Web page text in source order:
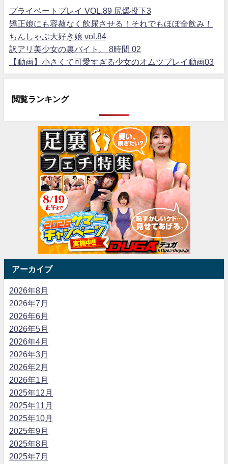
プライベートプレイ VOL.89 尻爆投下3
矯正娘にも容赦なく飲尿させる！それでもほぼ全飲み！
ちんしゃぶ大好き娘 vol.84
訳アリ美少女の裏バイト。 8時間 02
【動画】小さくて可愛すぎる少女のオムツプレイ動画03
閲覧ランキング
アーカイブ
2026年8月
2026年7月
2026年6月
2026年5月
2026年4月
2026年3月
2026年2月
2026年1月
2025年12月
2025年11月
2025年10月
2025年9月
2025年8月
2025年7月